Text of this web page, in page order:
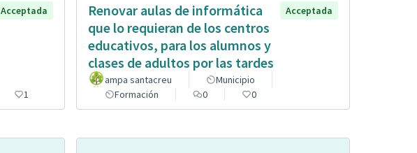
Acceptada
1
Renovar aulas de informática
que lo requieran de los centros
educativos, para los alumnos y
clases de adultos por las tardes
Acceptada
ampa santacreu
Municipio
Formación
0 0